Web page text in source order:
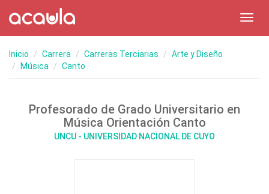
Inicio Carrera Carreras Terciarias
Arte y Diseño
Música
Canto
Profesorado de Grado Universitario en
Música Orientación Canto
UNCU - UNIVERSIDAD NACIONAL DE CUYO